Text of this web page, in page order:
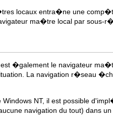
locaux entra�ne une
ma�tre local par sous-
�galement le navigateur
La navigation r�seau
NT, il est possible
navigation du tout) dans